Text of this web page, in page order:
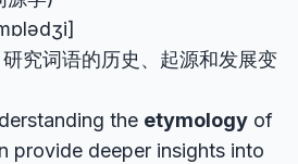
究词语的历史、起源和发展变
the etymology of
provide deeper insights into